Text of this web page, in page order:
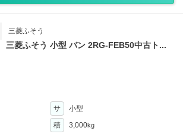
三菱ふそう
三菱ふそう 小型 バン 2RG-FEB50中古ト...
サ
小型
積 3,000kg